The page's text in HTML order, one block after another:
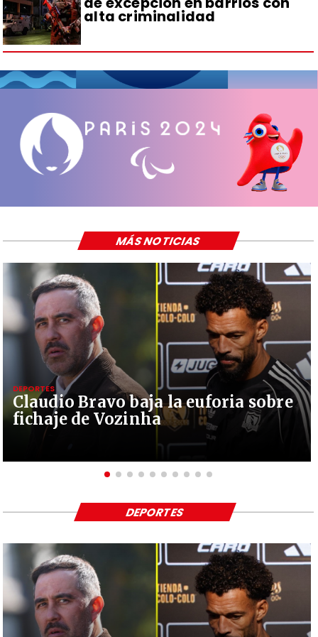
alta criminalidad
Claudio Bravo baja la euforia sobre
fichaje de Vozinha
DEPORTES
MÁS NOTICIAS
DEPORTES